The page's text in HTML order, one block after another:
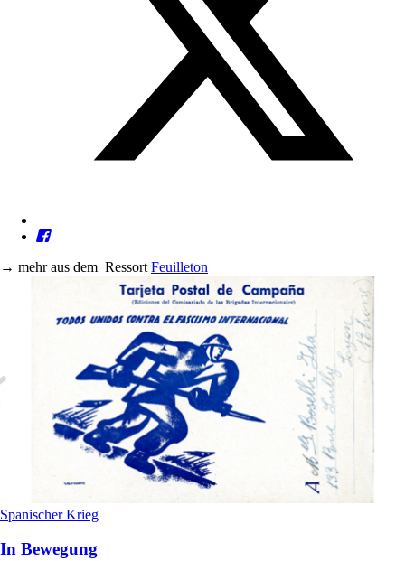
→ mehr aus dem Ressort Feuilleton
Spanischer Krieg
In Bewegung